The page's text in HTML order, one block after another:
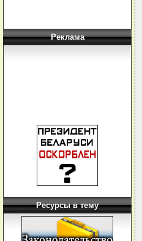
Реклама
Ресурсы в тему